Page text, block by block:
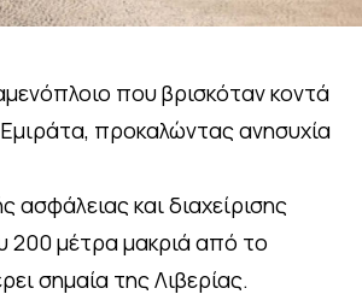
που βρισκόταν κοντά
προκαλώντας ανησυχία
ασφάλειας και διαχείρισης
200 μέτρα μακριά από το
σημαία της Λιβερίας.